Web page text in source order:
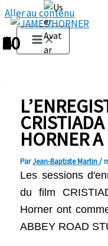
Aller au contenu
HORNER
ParJean-Baptiste Martin/
Les sessions
du film
Horner ont
ABBEY ROAD
1
2
3
4
5
6
7
8
9
10